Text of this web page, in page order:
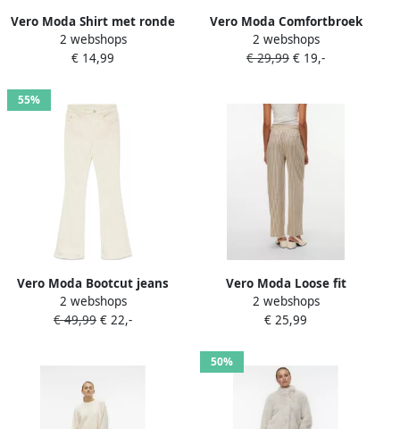
Vero Moda Shirt met ronde
hals VMAVA PLAIN SS TOP
GAJRS NOOS
2 webshops
€ 14,99
Vero Moda Comfortbroek
VMJESMILO MW ANKLE
PANTS WVN NOOS met
2 webshops
€ 29,99 € 19,-
55%
Vero Moda Bootcut jeans
VMFLASH MR FLARED JEANS
COLOR GA NOOS
2 webshops
€ 49,99 € 22,-
Vero Moda Loose fit
bandplooibroek in een mix
van viscose en linnen model
2 webshops
€ 25,99
50%